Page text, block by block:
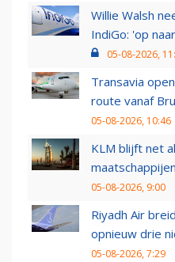
Willie Walsh
IndiGo: 'op
05-08-2026,
Transavia
route vanaf
05-08-2026, 10:46
KLM blijft net
05-08-2026, 9:00
Riyadh Air
opnieuw drie
05-08-2026, 7:29